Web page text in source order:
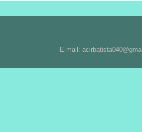
E-mail: